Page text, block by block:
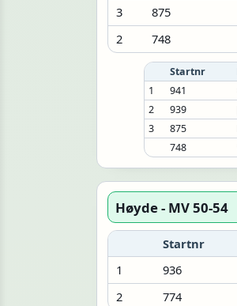
3
875
2
748
Startnr
1
941
2
939
3
875
748
Høyde - MV 50-54
Startnr
1
936
2
774